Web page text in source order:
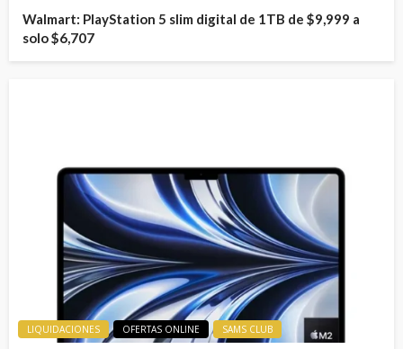
Walmart: PlayStation 5 slim digital de 1TB de $9,999 a
solo $6,707
LIQUIDACIONES OFERTAS ONLINE SAMS CLUB